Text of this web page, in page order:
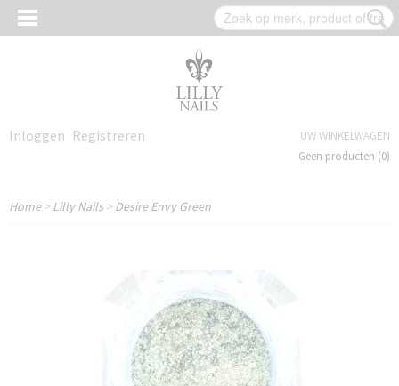
Inloggen Registreren
UW WINKELWAGEN
Geen producten (0)
Home>Lilly Nails>Desire Envy Green